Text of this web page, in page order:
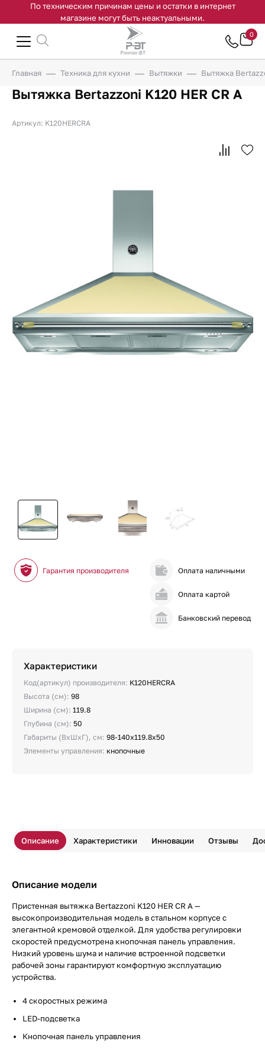
По техническим причинам цены и остатки в интернет
магазине могут быть неактуальными.
0
Главная Техника для кухни Вытяжки Вытяжка
Вытяжка Bertazzoni K120 HER CR A
Артикул: K120HERCRA
Гарантия производителя Оплата наличными
Оплата картой
Банковский перевод
Характеристики
Код(артикул) производителя: K120HERCRA
Высота (см): 98
Ширина (см): 119.8
Глубина (см): 50
Габариты (ВхШхГ), см: 98-140x119.8x50
Элементы управления: кнопочные
Описание Характеристики Инновации Отзывы
Описание модели
Пристенная вытяжка Bertazzoni K120 HER CR A —
высокопроизводительная модель в стальном корпусе с
элегантной кремовой отделкой. Для удобства регулировки
скоростей предусмотрена кнопочная панель управления.
Низкий уровень шума и наличие встроенной подсветки
рабочей зоны гарантируют комфортную эксплуатацию
устройства.
4 скоростных режима
LED-подсветка
Кнопочная панель управления